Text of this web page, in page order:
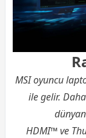
MSI oyuncu
ile gelir.
HDMI™ ve